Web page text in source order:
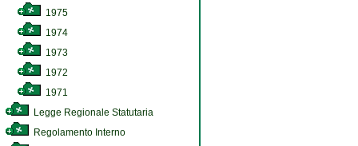
1975
1974
1973
1972
1971
Legge Regionale Statutaria
Regolamento Interno